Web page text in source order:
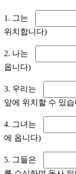
1. 그는
위치합니다)
2. 나는
옵니다)
3. 우리는
앞에 위치할 수 있
4. 그녀는
에 옵니다)
5. 그들은